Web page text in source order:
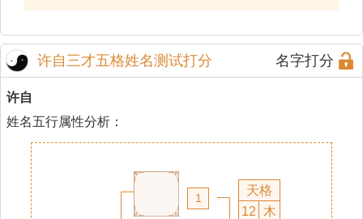
许自三才五格姓名测试打分 名字打分
许自
姓名五行属性分析：
1
天格
12
木